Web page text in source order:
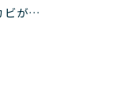
お風呂の天井にカビが生えたら要注意！2026年8月の猛暑・高湿度で急増する浴室カビの原因と正しい対策